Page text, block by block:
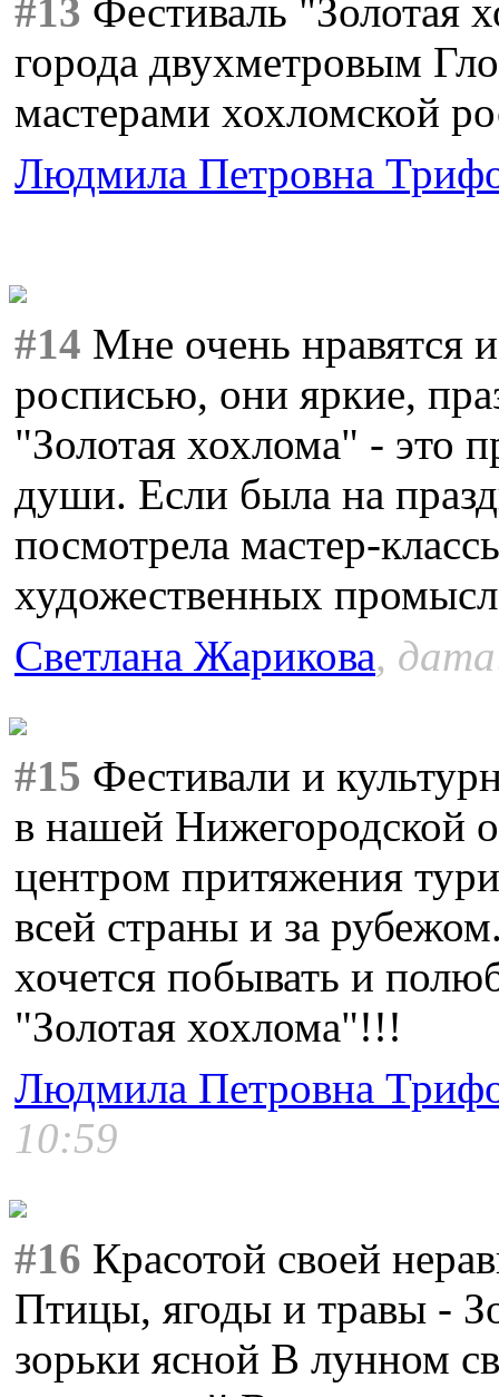
#13 Фестиваль "Золотая
города двухметровым
мастерами хохломской
Людмила Петровна
#14 Мне очень нравятся
росписью, они яркие,
"Золотая хохлома" - это
души. Если была на
посмотрела мастер-
художественных
Светлана Жарикова,
#15 Фестивали и
в нашей Нижегородской
центром притяжения
всей страны и за
хочется побывать и
"Золотая хохлома"!!!
Людмила Петровна
10:59
#16 Красотой своей
Птицы, ягоды и травы -
зорьки ясной В лунном